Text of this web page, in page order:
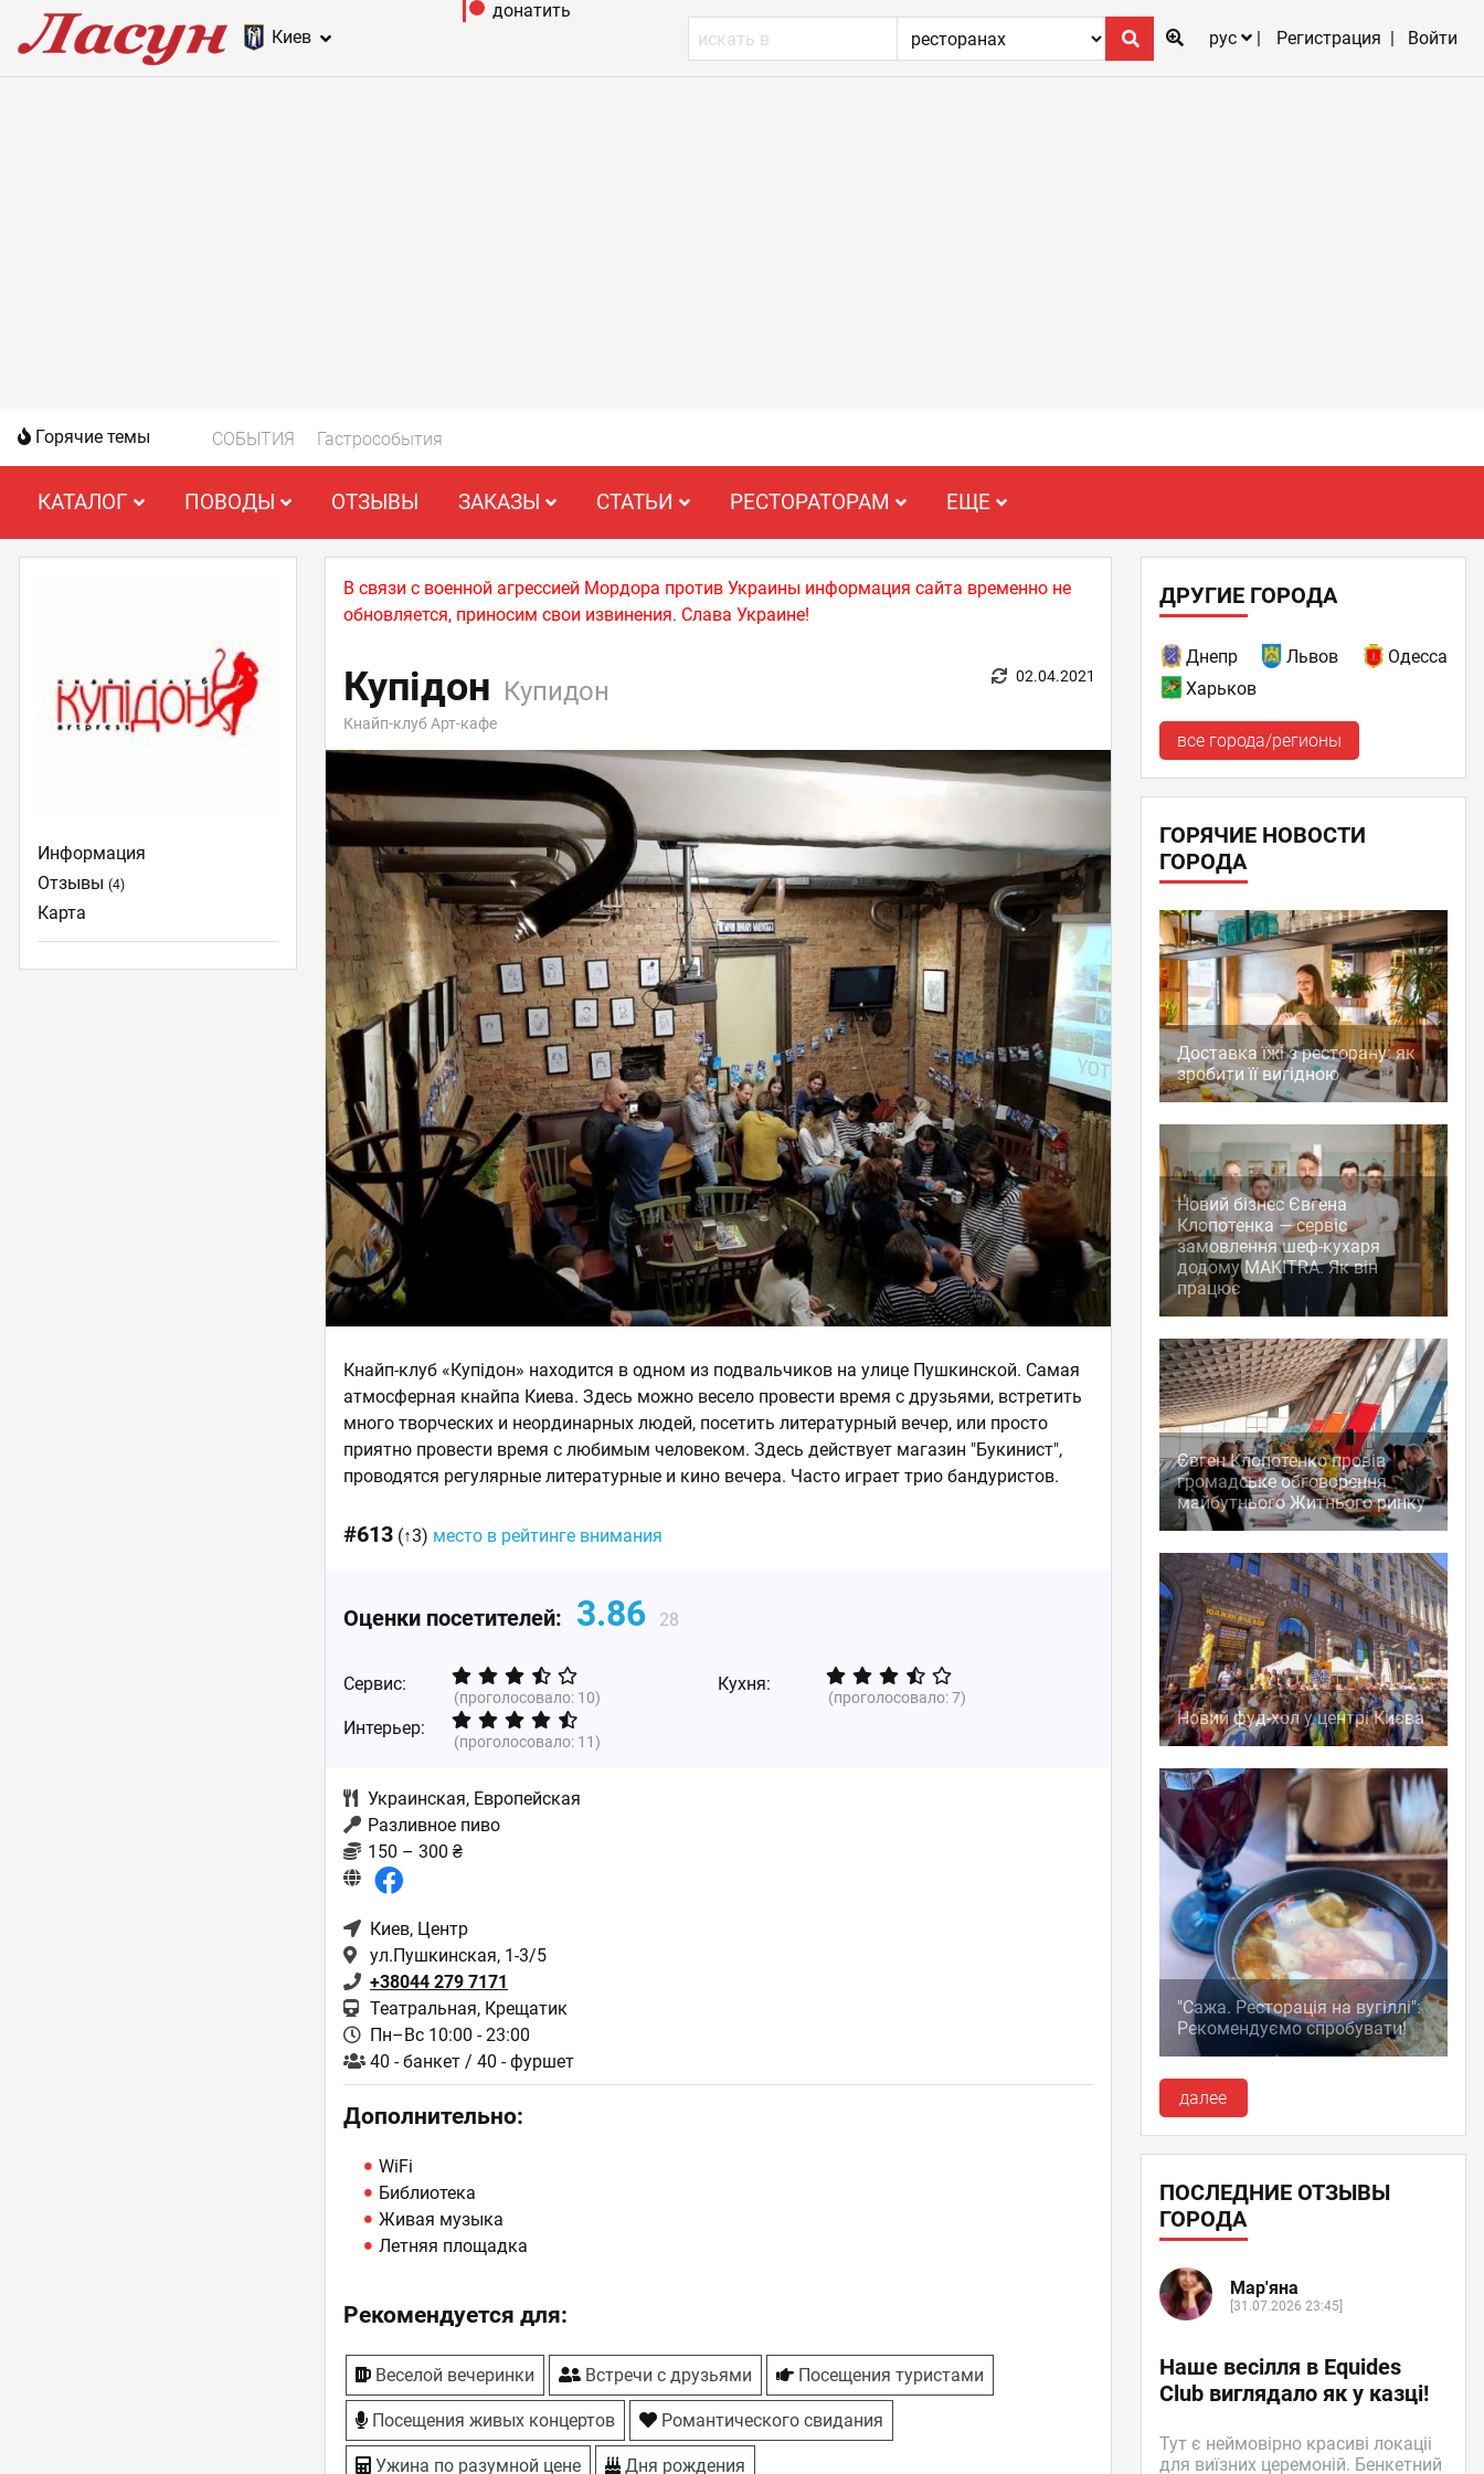
Киев
донатить
рус
Регистрация Войти
Горячие темы СОБЫТИЯ Гастрособытия
КАТАЛОГ ПОВОДЫ ОТЗЫВЫ ЗАКАЗЫ СТАТЬИ РЕСТОРАТОРАМ ЕЩЕ
В связи с военной агрессией Мордора против Украины информация сайта временно не
обновляется, приносим свои извинения. Слава Украине!
Купідон Купидон
Кнайп-клуб Арт-кафе
02.04.2021
Кнайп-клуб «Купідон» находится в одном из подвальчиков на улице Пушкинской. Самая
атмосферная кнайпа Киева. Здесь можно весело провести время с друзьями, встретить
много творческих и неординарных людей, посетить литературный вечер, или просто
приятно провести время с любимым человеком. Здесь действует магазин "Букинист",
проводятся регулярные литературные и кино вечера. Часто играет трио бандуристов.
#613 (↑3) место в рейтинге внимания
Оценки посетителей: 3.86 28
Сервис:
(проголосовало: 10)
Кухня:
(проголосовало:7)
Интерьер:
(проголосовало: 11)
Украинская, Европейская
Разливное пиво
150 – 300 ₴
Киев, Центр
ул.Пушкинская, 1-3/5
+38044 279 7171
Театральная, Крещатик
Пн–Вс 10:00 - 23:00
40 - банкет / 40 - фуршет
Дополнительно:
WiFi
Библиотека
Живая музыка
Летняя площадка
Рекомендуется для:
Веселой вечеринки Встречи с друзьями Посещения туристами
Посещения живых концертов Романтического свидания
Ужина по разумной цене Дня рождения
Информация
Отзывы(4)
Карта
ДРУГИЕ ГОРОДА
Днепр Львов
Одесса
Харьков
все города/регионы
ГОРЯЧИЕ НОВОСТИ
ГОРОДА
Доставка їжі з ресторану: як
зробити її вигідною
Новий бізнес Євгена
Клопотенка — сервіс
замовлення шеф-кухаря
додому MAKITRA. Як він
працює
Євген Клопотенко провів
громадське обговорення
майбутнього Житнього ринку
Новий фуд-хол у центрі Києва
"Сажа. Ресторація на вугіллі":
Рекомендуємо спробувати!
далее
ПОСЛЕДНИЕ ОТЗЫВЫ
ГОРОДА
Мар'яна
[31.07.2026 23:45]
Наше весілля в Equides
Club виглядало як у казці!
Тут є неймовірно красиві локаціі
для виїзних церемоній. Бенкетний